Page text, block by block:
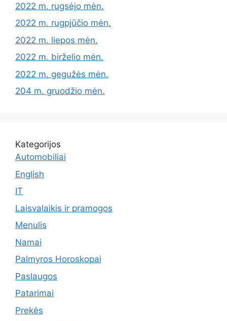
2022 m. rugsėjo mėn.
2022 m. rugpjūčio mėn.
2022 m. liepos mėn.
2022 m. birželio mėn.
2022 m. gegužės mėn.
204 m. gruodžio mėn.
Kategorijos
Automobiliai
English
IT
Laisvalaikis ir pramogos
Menulis
Namai
Palmyros Horoskopai
Paslaugos
Patarimai
Prekės